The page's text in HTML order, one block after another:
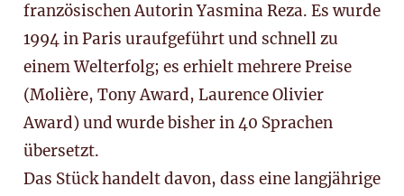
französischen Autorin Yasmina Reza. Es wurde
1994 in Paris uraufgeführt und schnell zu
einem Welterfolg; es erhielt mehrere Preise
(Molière, Tony Award, Laurence Olivier
Award) und wurde bisher in 40 Sprachen
übersetzt.
Das Stück handelt davon, dass eine langjährige